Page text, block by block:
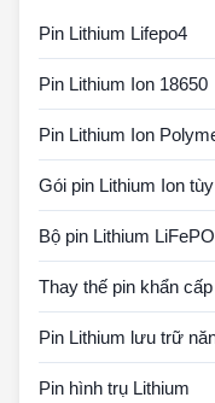
Pin Lithium Lifepo4
Pin Lithium Ion 18650
Pin Lithium Ion
Gói pin Lithium Ion
Bộ pin Lithium
Thay thế pin khẩn cấp
Pin Lithium lưu trữ
Pin hình trụ Lithium